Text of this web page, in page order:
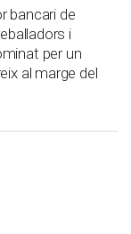
bancari de
i
per un
al marge del